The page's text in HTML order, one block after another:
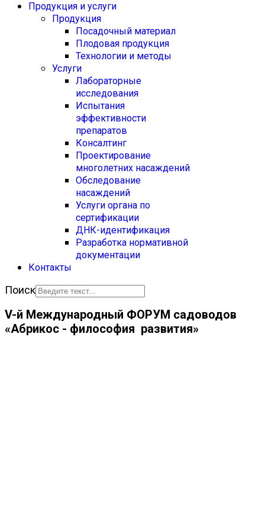
Продукция и услуги
Продукция
Посадочный материал
Плодовая продукция
Технологии и методы
Услуги
Лабораторные
исследования
Испытания
эффективности
препаратов
Консалтинг
Проектирование
многолетних насаждений
Обследование
насаждений
Услуги органа по
сертификации
ДНК-идентификация
Разработка нормативной
документации
Контакты
Поиск
V-й Международный ФОРУМ садоводов
«Абрикос - философия развития»